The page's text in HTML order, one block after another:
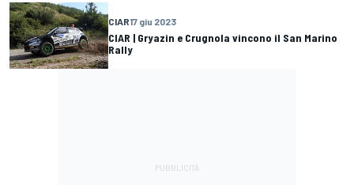
CIAR17 giu 2023
CIAR | Gryazin e Crugnola vincono il San Marino
Rally